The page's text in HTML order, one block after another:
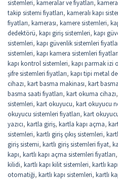
sistemleri, kameralar ve fiyatları,
takip sistemi fiyatları, kameralı kapı
fiyatları, kamerası, kamere sistemleri,
dedektörü, kapı giriş sistemleri, kapı
sistemleri, kapı güvenlik sistemleri
sistemleri, kapı kamera sistemleri fiyatları
kapı kontrol sistemleri, kapı parmak izi
şifre sistemleri fiyatları, kapı tipi metal
cihazı, kart basma makinası, kart
basma saati fiyatları, kart okuma cihazı,
sistemleri, kart okuyucu, kart okuyucu
okuyucu sistemleri fiyatları, kart
yazıcı, kartla giriş, kartla kapı açma,
sistemleri, kartlı giriş çıkış sistemleri,
giriş sistemi, kartlı giriş sistemleri fiyat,
kapı, kartlı kapı açma sistemleri fiyatları,
kilidi, kartlı kapı kilit sistemleri, kartlı
otomatiği, kartlı kapı sistemleri, kartlı